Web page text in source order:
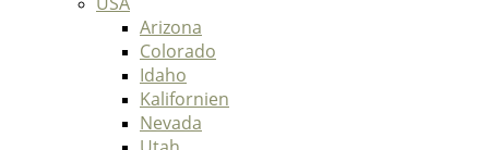
Arizona
Colorado
Idaho
Kalifornien
Nevada